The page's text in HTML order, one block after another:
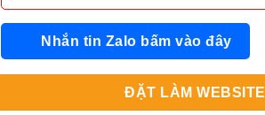
Nhắn tin Zalo bấm vào đây
ĐẶT LÀM